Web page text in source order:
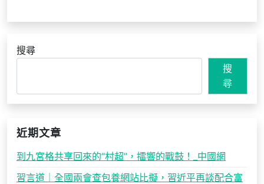
搜尋
搜
尋
近期文章
到九宮格共享回來的“村超”，擂響的戰鼓！_中國網
習言道｜全國兩會查包養網站比擬，習近平再談配合富